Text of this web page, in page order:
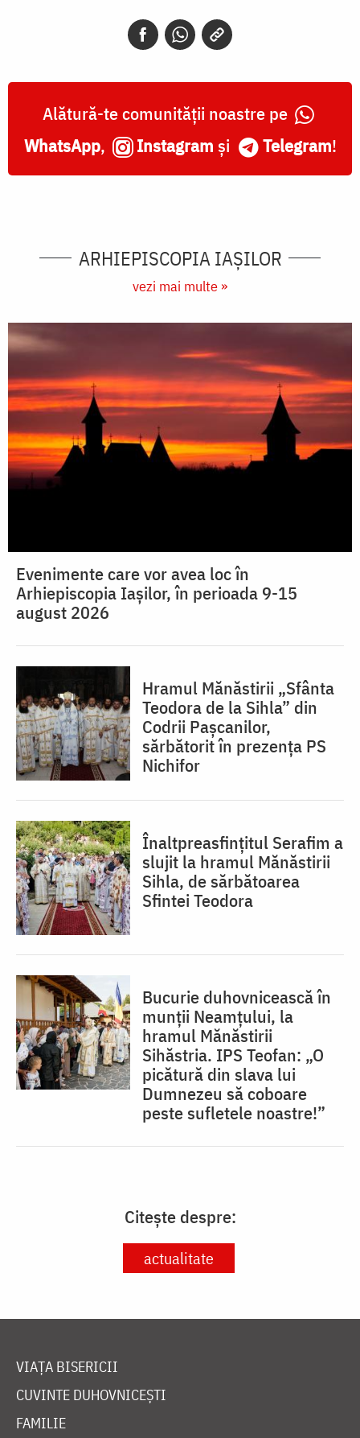
Alătură-te comunității noastre pe
WhatsApp, Instagram și Telegram!
ARHIEPISCOPIA IAŞILOR
vezi mai multe »
Evenimente care vor avea loc în
Arhiepiscopia Iaşilor, în perioada 9-15
august 2026
Hramul Mănăstirii „Sfânta
Teodora de la Sihla” din
Codrii Pașcanilor,
sărbătorit în prezența PS
Nichifor
Înaltpreasfințitul Serafim a
slujit la hramul Mănăstirii
Sihla, de sărbătoarea
Sfintei Teodora
Bucurie duhovnicească în
munții Neamțului, la
hramul Mănăstirii
Sihăstria. IPS Teofan: „O
picătură din slava lui
Dumnezeu să coboare
peste sufletele noastre!”
Citește despre:
actualitate
VIAȚA BISERICII
CUVINTE DUHOVNICEȘTI
FAMILIE